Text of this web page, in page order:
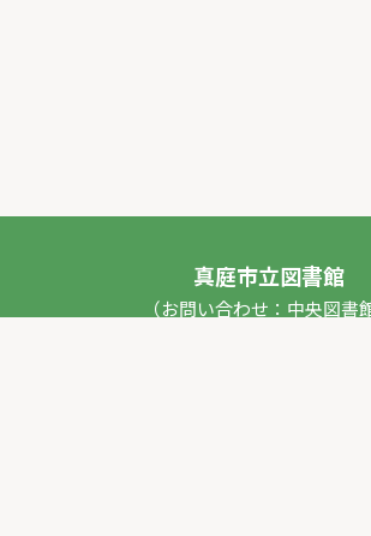
真庭市立図書館
（お問い合わせ：中央図書館